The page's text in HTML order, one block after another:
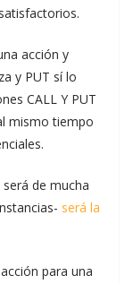
acción y
y PUT sí lo
CALL Y PUT
mismo tiempo
de mucha
será la
para una